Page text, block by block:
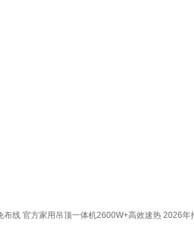
线 官方家用吊顶一体机2600W+高效速热 2026年